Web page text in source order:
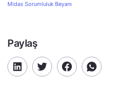
Midas Sorumluluk Beyanı
Paylaş